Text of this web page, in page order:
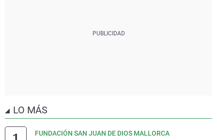
LO MÁS
FUNDACIÓN SAN JUAN DE DIOS MALLORCA